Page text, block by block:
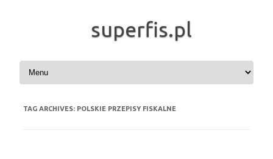
superfis.pl
Skip to content
TAG ARCHIVES: POLSKIE PRZEPISY FISKALNE